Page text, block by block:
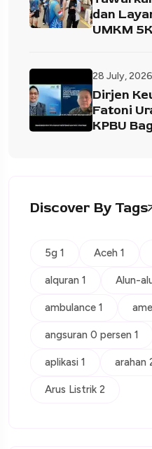
dan
UMKM
28 July, 2026
Dirjen
Fatoni
KPBU
Discover By Tags
5g 1 Aceh 1
alquran 1 Alun-
ambulance 1
angsuran 0 persen 1
aplikasi 1 arahan
Arus Listrik 2